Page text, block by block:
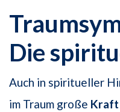
Die
Auch in spiritueller
im Traum große Kraft